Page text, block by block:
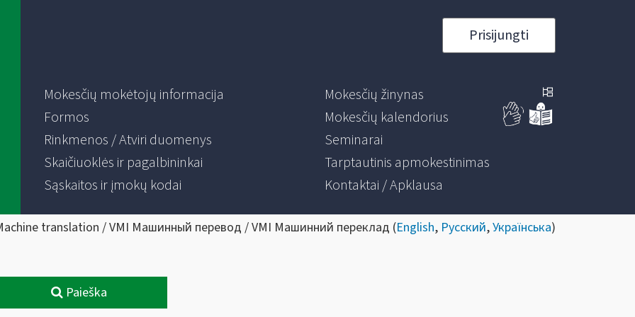
Prisijungti
Mokesčių mokėtojų informacija
Formos
Rinkmenos / Atviri duomenys
Skaičiuoklės ir pagalbininkai
Sąskaitos ir įmokų kodai
Mokesčių žinynas
Mokesčių kalendorius
Seminarai
Tarptautinis apmokestinimas
Kontaktai / Apklausa
translation / VMI Машинный перевод / VMI Машинний переклад (English, Русский,Українська)
Paieška